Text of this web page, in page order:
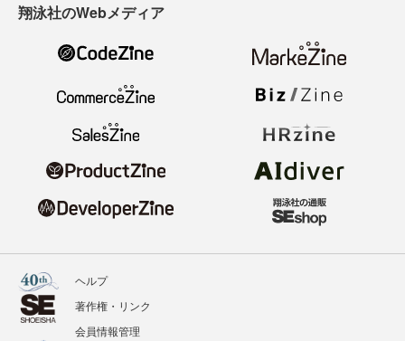
翔泳社のWebメディア
ヘルプ
著作権・リンク
会員情報管理